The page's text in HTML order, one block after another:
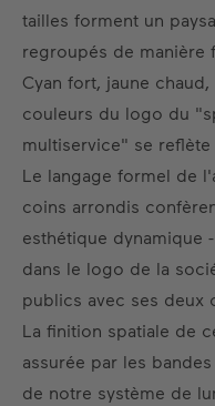
tailles forment un
regroupés de manière
Cyan fort, jaune
couleurs du logo du
multiservice" se
Le langage formel de
coins arrondis
esthétique dynamique
dans le logo de la
publics avec ses deux
La finition spatiale de
assurée par les
de notre système de